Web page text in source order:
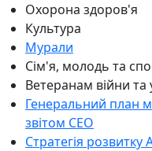
Охорона здоров'я
Культура
Мурали
Сім'я, молодь та
Ветеранам війни
Генеральний план
звітом СЕО
Стратегія розвитку